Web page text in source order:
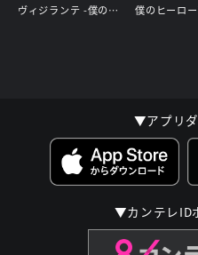
ヴィジランテ -僕のヒーローアカデミア ILLEGALS-
▼アプリ
▼カンテレID